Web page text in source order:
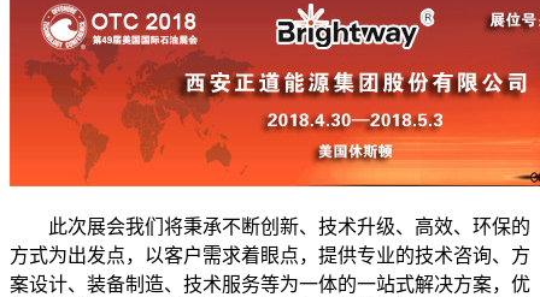
此次展会我们将秉承不断创新、技术升级、高效、环保的
方式为出发点，以客户需求着眼点，提供专业的技术咨询、方
案设计、装备制造、技术服务等为一体的一站式解决方案，优